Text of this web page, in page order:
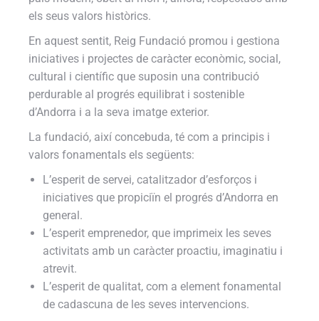
els seus valors històrics.
En aquest sentit, Reig Fundació promou i gestiona
iniciatives i projectes de caràcter econòmic, social,
cultural i científic que suposin una contribució
perdurable al progrés equilibrat i sostenible
d’Andorra i a la seva imatge exterior.
La fundació, així concebuda, té com a principis i
valors fonamentals els següents:
L’esperit de servei, catalitzador d’esforços i
iniciatives que propiciïn el progrés d’Andorra en
general.
L’esperit emprenedor, que imprimeix les seves
activitats amb un caràcter proactiu, imaginatiu i
atrevit.
L’esperit de qualitat, com a element fonamental
de cadascuna de les seves intervencions.